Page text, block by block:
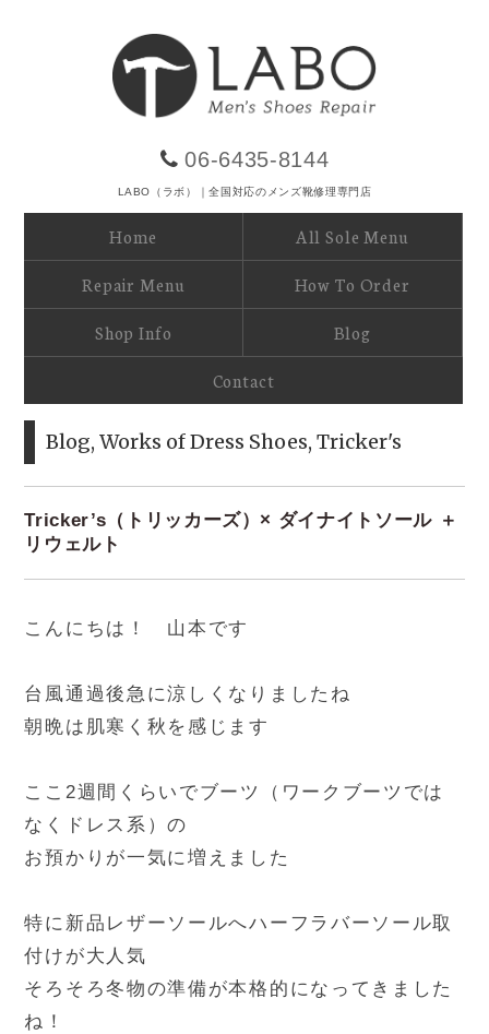
06-6435-8144
LABO（ラボ）｜全国対応のメンズ靴修理専門店
Home All Sole Menu
Repair Menu How To Order
Shop Info Blog
Contact
Blog,Works of Dress Shoes,Tricker's
Tricker’s（トリッカーズ）× ダイナイトソール ＋
リウェルト
こんにちは！ 山本です
台風通過後急に涼しくなりましたね
朝晩は肌寒く秋を感じます
ここ2週間くらいでブーツ（ワークブーツでは
なくドレス系）の
お預かりが一気に増えました
特に新品レザーソールへハーフラバーソール取
付けが大人気
そろそろ冬物の準備が本格的になってきました
ね！